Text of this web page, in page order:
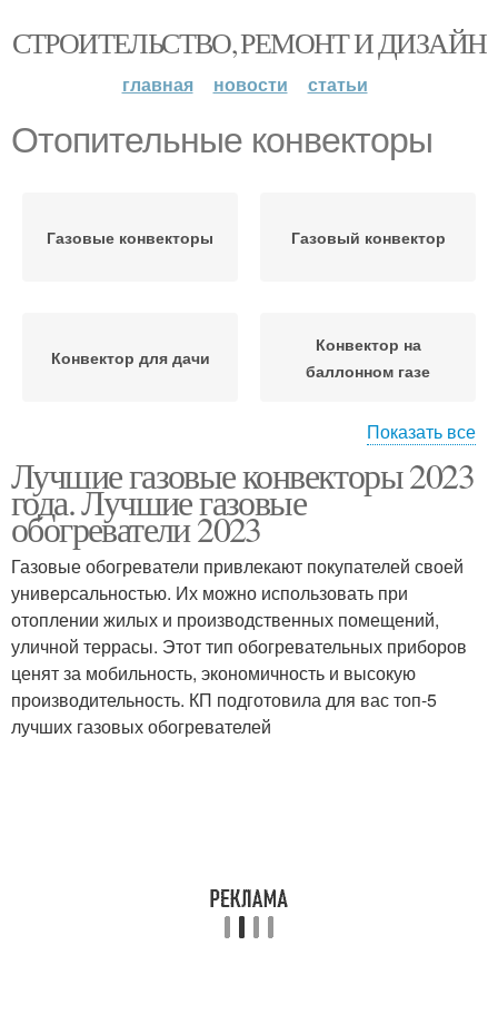
СТРОИТЕЛЬСТВО, РЕМОНТ И ДИЗАЙН
главная новости статьи
Отопительные конвекторы
Газовые конвекторы Газовый конвектор
Конвектор для дачи
Конвектор на
баллонном газе
Конвектор для гаража
Показать все
Лучшие газовые конвекторы 2023
года. Лучшие газовые
обогреватели 2023
Газовые обогреватели привлекают покупателей своей
универсальностью. Их можно использовать при
отоплении жилых и производственных помещений,
уличной террасы. Этот тип обогревательных приборов
ценят за мобильность, экономичность и высокую
производительность. КП подготовила для вас топ-5
лучших газовых обогревателей